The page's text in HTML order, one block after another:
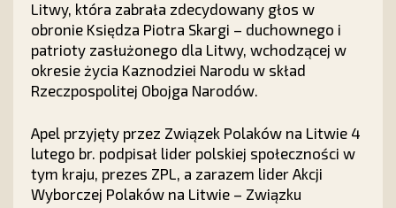
Litwy, która zabrała zdecydowany głos w
obronie Księdza Piotra Skargi – duchownego i
patrioty zasłużonego dla Litwy, wchodzącej w
okresie życia Kaznodziei Narodu w skład
Rzeczpospolitej Obojga Narodów.
Apel przyjęty przez Związek Polaków na Litwie 4
lutego br. podpisał lider polskiej społeczności w
tym kraju, prezes ZPL, a zarazem lider Akcji
Wyborczej Polaków na Litwie – Związku